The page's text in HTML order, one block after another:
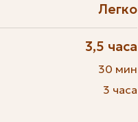
Легко
3,5 часа
30 мин
3 часа